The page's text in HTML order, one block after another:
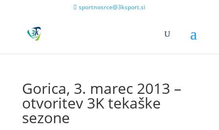
sportnosrce@3ksport.si
Gorica, 3. marec 2013 –
otvoritev 3K tekaške
sezone